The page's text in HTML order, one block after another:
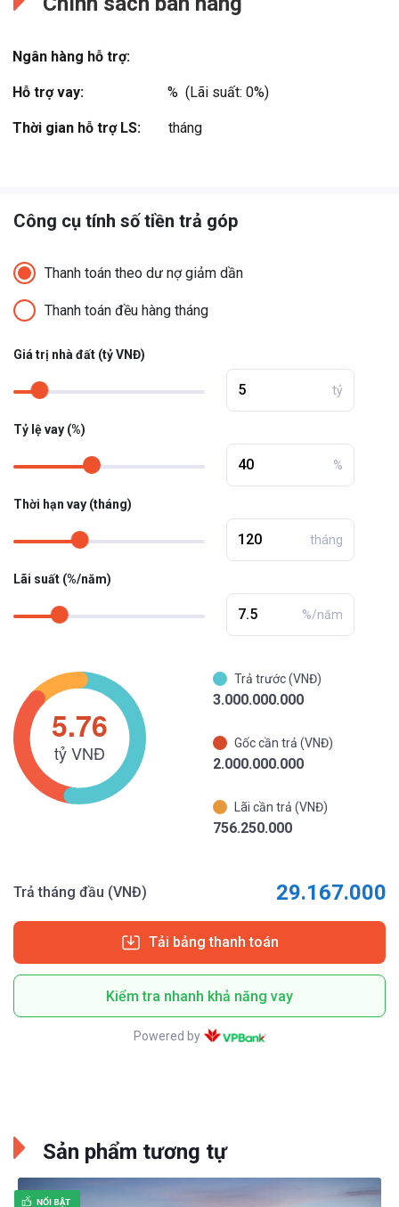
Ngân hàng hỗ trợ:
Hỗ trợ vay: %  (Lãi suất: 0%)
Thời gian hỗ trợ LS: tháng
Công cụ tính số tiền trả góp
Thanh toán theo dư nợ giảm dần
Thanh toán đều hàng tháng
Giá trị nhà đất (tỷ VNĐ)
tỷ
Tỷ lệ vay (%)
%
Thời hạn vay (tháng)
tháng
Lãi suất (%/năm)
%/năm
Trả trước (VNĐ)
3.000.000.000
Gốc cần trả (VNĐ)
2.000.000.000
Lãi cần trả (VNĐ)
756.250.000
Trả tháng đầu (VNĐ) 29.167.000
Tải bảng thanh toán
Kiểm tra nhanh khả năng vay
Powered by
Sản phẩm tương tự